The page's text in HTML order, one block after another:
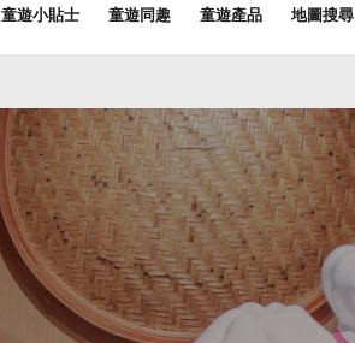
童遊小貼士 童遊同趣 童遊產品 地圖搜尋